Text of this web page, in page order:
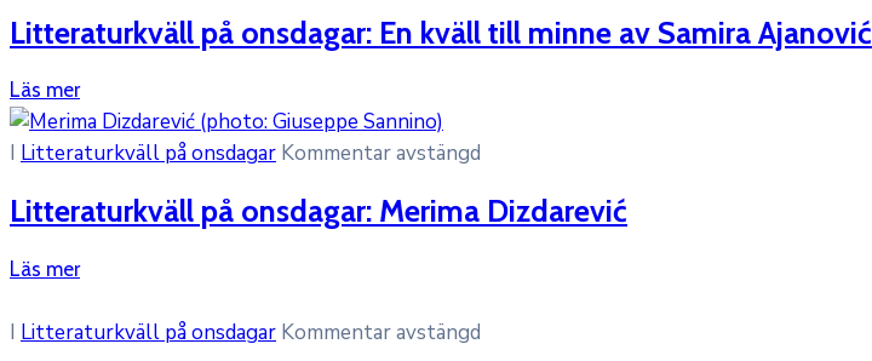
Litteraturkväll på onsdagar: En kväll till minne av Samira Ajanović
Läs mer
I Litteraturkväll på onsdagar Kommentar avstängd
Litteraturkväll på onsdagar: Merima Dizdarević
Läs mer
I Litteraturkväll på onsdagar Kommentar avstängd